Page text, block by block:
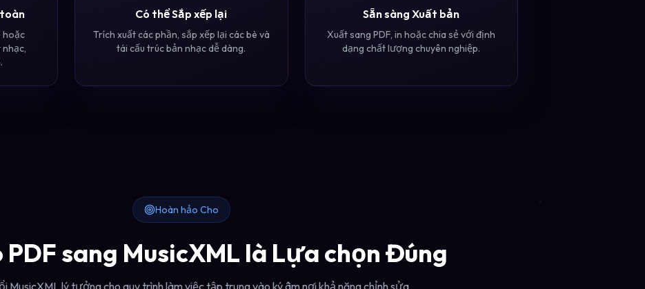
hoặc
nhạc,
Có thể Sắp xếp lại
Trích xuất các phần, sắp xếp lại các bè và
tái cấu trúc bản nhạc dễ dàng.
Sẵn sàng Xuất bản
Xuất sang PDF, in hoặc chia sẻ với định
dạng chất lượng chuyên nghiệp.
Hoàn hảo Cho
PDF sang MusicXML là Lựa chọn Đúng
MusicXML lý tưởng cho quy trình làm việc tập trung vào ký âm nơi khả năng chỉnh sửa